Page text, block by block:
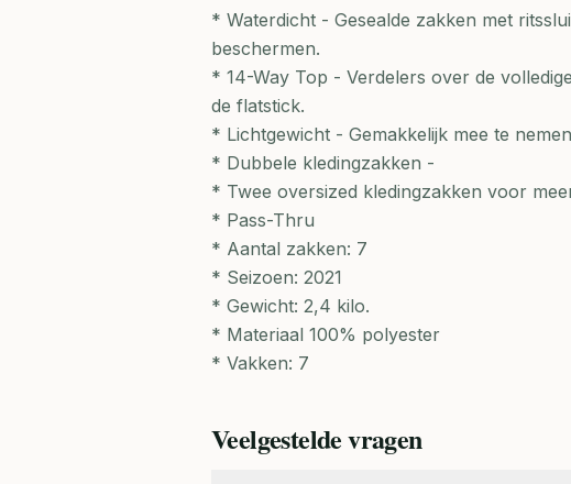
* Waterdicht - Gesealde zakken met
beschermen.
* 14-Way Top - Verdelers over de
de flatstick.
* Lichtgewicht - Gemakkelijk mee te
* Dubbele kledingzakken -
* Twee oversized kledingzakken voor
* Pass-Thru
* Aantal zakken: 7
* Seizoen: 2021
* Gewicht: 2,4 kilo.
* Materiaal 100% polyester
* Vakken: 7
Veelgestelde vragen